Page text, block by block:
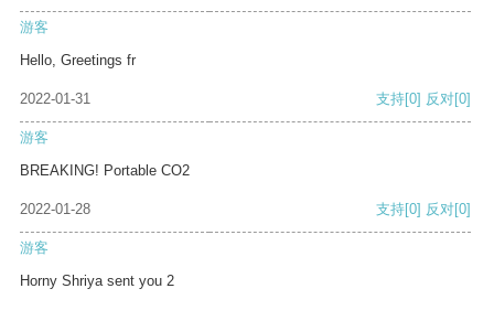
游客
Hello, Greetings fr
2022-01-31 支持[0] 反对[0]
游客
BREAKING! Portable CO2
2022-01-28 支持[0] 反对[0]
游客
Horny Shriya sent you 2